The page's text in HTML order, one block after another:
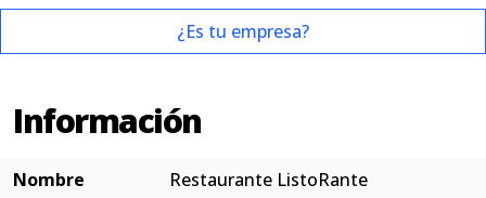
¿Es tu empresa?
Información
Nombre
Restaurante ListoRante